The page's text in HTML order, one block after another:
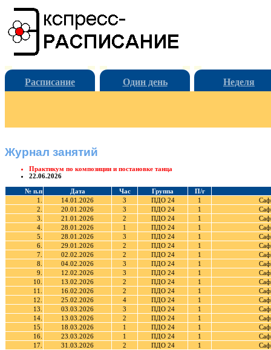
Расписание Один день Неделя
Журнал занятий
Практикум по композиции и постановке танца
22.06.2026
№ п.п Дата Час Группа
П/г
1.
14.01.2026 3 ПДО 24 1
2.
20.01.2026 3 ПДО 24 1
3.
21.01.2026 2 ПДО 24 1
4.
28.01.2026 1 ПДО 24 1
5.
28.01.2026 3 ПДО 24 1
6.
29.01.2026 2 ПДО 24 1
7.
02.02.2026 2 ПДО 24 1
8.
04.02.2026 3 ПДО 24 1
9.
12.02.2026 3 ПДО 24 1
10.
13.02.2026 2 ПДО 24 1
11.
16.02.2026 2 ПДО 24 1
12.
25.02.2026 4 ПДО 24 1
13.
03.03.2026 3 ПДО 24 1
14.
13.03.2026 2 ПДО 24 1
15.
18.03.2026 1 ПДО 24 1
16.
23.03.2026 1 ПДО 24 1
17.
31.03.2026 2 ПДО 24 1